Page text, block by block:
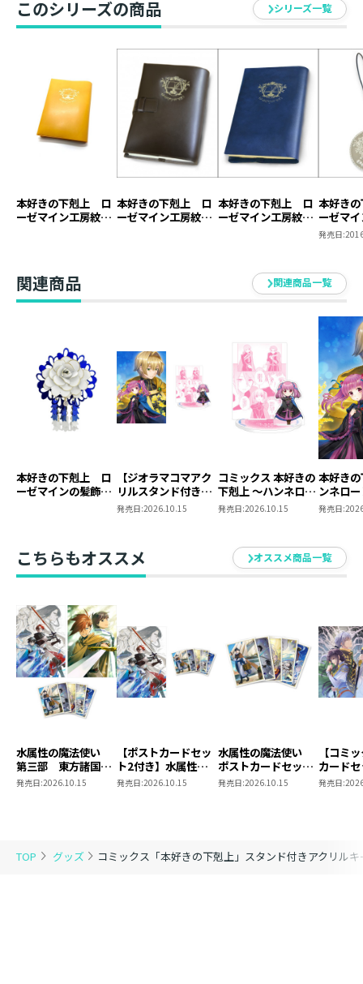
TOP グッズ コミックス「本好きの下剋上」スタンド付きアクリル
このシリーズの商品 シリーズ一覧
本好きの下剋上 ロ
ーゼマイン工房紋章
本好きの下剋上 ロ
ーゼマイン工房紋章
本好きの下剋上 ロ
ーゼマイン工房紋章
本好き
ーゼマ
キーホ
発売日:
関連商品 関連商品一覧
本好きの下剋上 ロ
ーゼマインの髪飾り
【ジオラマコマアク
リルスタンド付き】
本好きの下剋上 ～ハ
ミックス）
発売日:2026.10.15
コミックス 本好きの
下剋上 ～ハンネロー
レの貴族院五年生～
アクリルスタンド
（1巻4話）
発売日:2026.10.15
本好き
ンネロ
五年生
発売日:
こちらもオススメ オススメ商品一覧
水属性の魔法使い
第三部 東方諸国編
8 同時発売まとめ
発売日:2026.10.15
【ポストカードセッ
ト2付き】水属性の
魔法使い 第三部
発売日:2026.10.15
水属性の魔法使い
ポストカードセット
2
発売日:2026.10.15
【コミ
カード
き】恋
とに？
＠
発売日: